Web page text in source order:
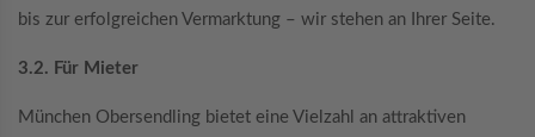
bis zur erfolgreichen Vermarktung – wir stehen an Ihrer Seite.
3.2. Für Mieter
München Obersendling bietet eine Vielzahl an attraktiven